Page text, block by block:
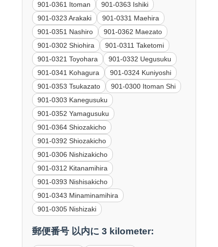
901-0361 Itoman
901-0363 Ishiki
901-0323 Arakaki
901-0331 Maehira
901-0351 Nashiro
901-0362 Maezato
901-0302 Shiohira
901-0311 Taketomi
901-0321 Toyohara
901-0332 Uegusuku
901-0341 Kohagura
901-0324 Kuniyoshi
901-0353 Tsukazato
901-0300 Itoman Shi
901-0303 Kanegusuku
901-0352 Yamagusuku
901-0364 Shiozakicho
901-0392 Shiozakicho
901-0306 Nishizakicho
901-0312 Kitanamihira
901-0393 Nishisakicho
901-0343 Minaminamihira
901-0305 Nishizaki
郵便番号 以内に 3 kilometer: